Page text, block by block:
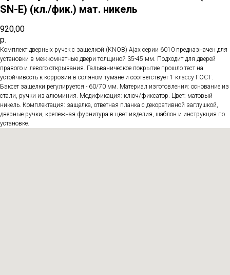
SN-E) (кл./фик.) мат. никель
920,00
р.
Комплект дверных ручек с защелкой (KNOB) Ajax серии 6010 предназначен для
установки в межкомнатные двери толщиной 35-45 мм. Подходит для дверей
правого и левого открывания. Гальваническое покрытие прошло тест на
устойчивость к коррозии в соляном тумане и соответствует 1 классу ГОСТ.
Бэксет защелки регулируется - 60/70 мм. Материал изготовления: основание из
стали, ручки из алюминия. Модификация: ключ/фиксатор. Цвет: матовый
никель. Комплектация: защелка, ответная планка с декоративной заглушкой,
дверные ручки, крепежная фурнитура в цвет изделия, шаблон и инструкция по
установке.